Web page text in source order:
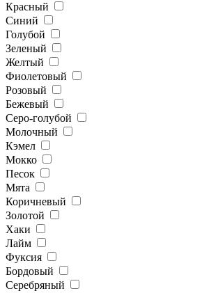
Красный
Синий
Голубой
Зеленый
Желтый
Фиолетовый
Розовый
Бежевый
Серо-голубой
Молочный
Кэмел
Мокко
Песок
Мята
Коричневый
Золотой
Хаки
Лайм
Фуксия
Бордовый
Серебряный